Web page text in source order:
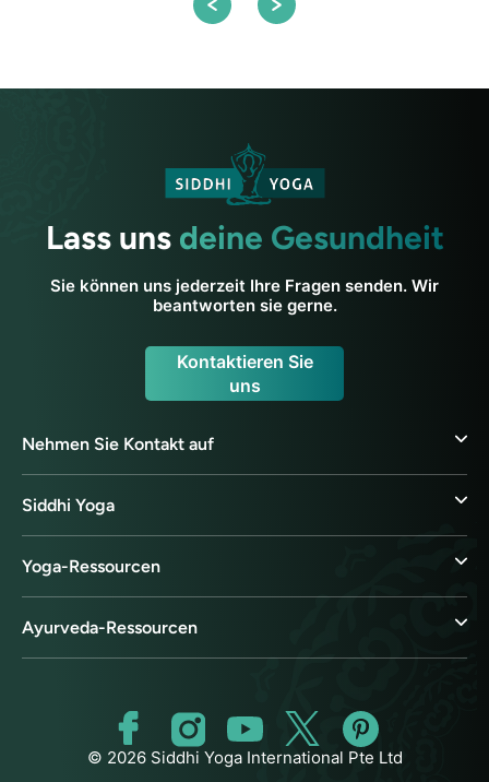
Lass uns deine Gesundheit
Sie können uns jederzeit Ihre Fragen senden. Wir
beantworten sie gerne.
Kontaktieren Sie
uns
Nehmen Sie Kontakt auf
Siddhi Yoga
Yoga-Ressourcen
Ayurveda-Ressourcen
© 2026 Siddhi Yoga International Pte Ltd